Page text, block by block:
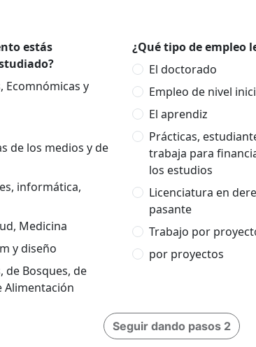
estás
Ecomnómicas y
de los medios y de
informática,
Medicina
y diseño
de Bosques, de
Alimentación
¿Qué tipo de empleo
El doctorado
Empleo de nivel
El aprendiz
Prácticas,
trabaja para
los estudios
Licenciatura en
pasante
Trabajo por
por proyectos
Seguir dando pasos 2